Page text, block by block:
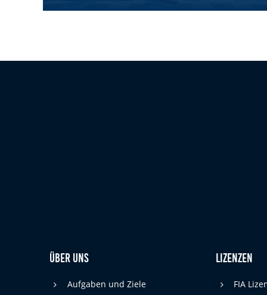
Über uns
Aufgaben und Ziele
Lizenzen
FIA
Bereitstellung von interaktiven Karten auf
Marketing
Cookie Laufzeit: